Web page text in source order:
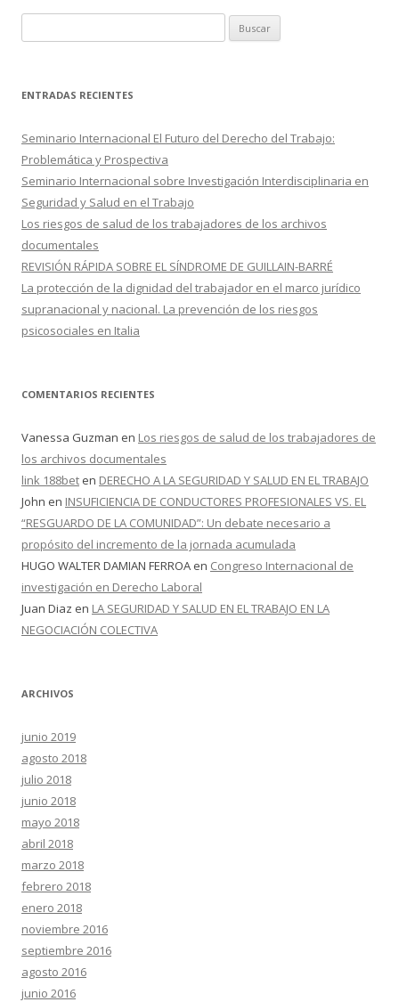
u
c
r
:
ENTRADAS RECIENTES
Seminario Internacional El Futuro del Derecho del Trabajo:
Problemática y Prospectiva
Seminario Internacional sobre Investigación Interdisciplinaria en
Seguridad y Salud en el Trabajo
Los riesgos de salud de los trabajadores de los archivos
documentales
REVISIÓN RÁPIDA SOBRE EL SÍNDROME DE GUILLAIN-BARRÉ
La protección de la dignidad del trabajador en el marco jurídico
supranacional y nacional. La prevención de los riesgos
psicosociales en Italia
COMENTARIOS RECIENTES
Vanessa Guzman en Los riesgos de salud de los trabajadores de
los archivos documentales
link 188bet en DERECHO A LA SEGURIDAD Y SALUD EN EL TRABAJO
John en INSUFICIENCIA DE CONDUCTORES PROFESIONALES VS. EL
“RESGUARDO DE LA COMUNIDAD”: Un debate necesario a
propósito del incremento de la jornada acumulada
HUGO WALTER DAMIAN FERROA en Congreso Internacional de
investigación en Derecho Laboral
Juan Diaz en LA SEGURIDAD Y SALUD EN EL TRABAJO EN LA
NEGOCIACIÓN COLECTIVA
ARCHIVOS
junio 2019
agosto 2018
julio 2018
junio 2018
mayo 2018
abril 2018
marzo 2018
febrero 2018
enero 2018
noviembre 2016
septiembre 2016
agosto 2016
junio 2016